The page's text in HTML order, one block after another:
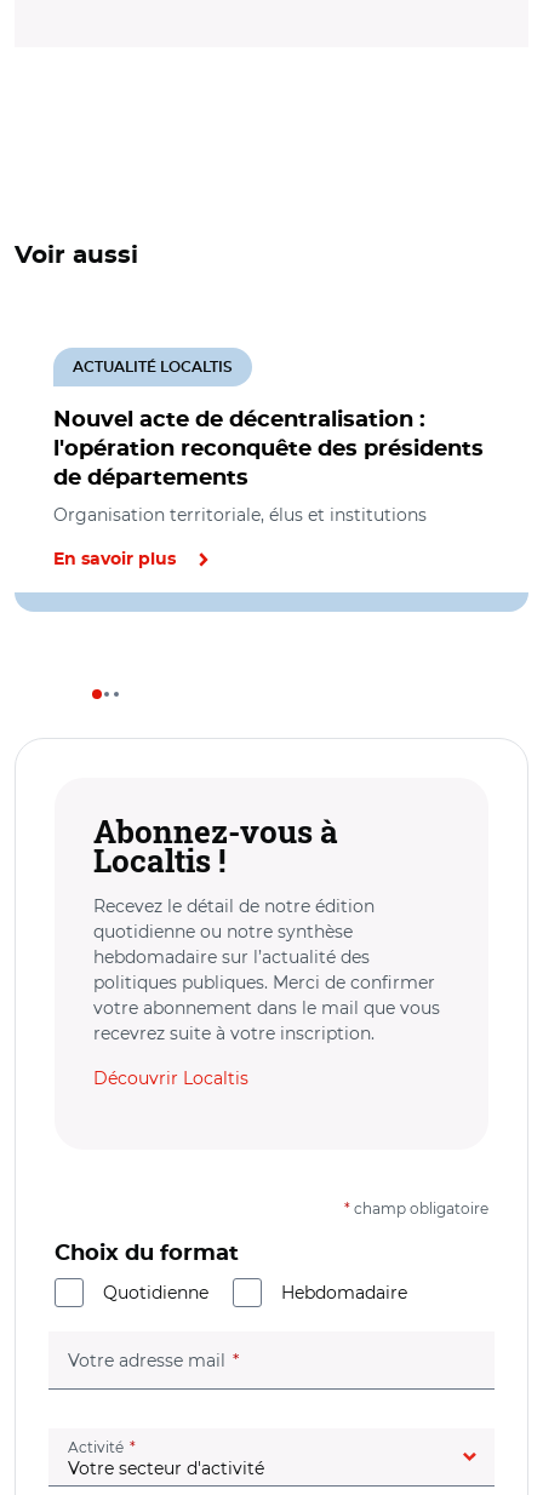
Voir aussi
Nouvel acte de décentralisation :
l'opération reconquête des présidents
de départements
ACTUALITÉ LOCALTIS
Organisation territoriale, élus et institutions
En savoir plus
Abonnez-vous à
Localtis !
Recevez le détail de notre édition
quotidienne ou notre synthèse
hebdomadaire sur l’actualité des
politiques publiques. Merci de confirmer
votre abonnement dans le mail que vous
recevrez suite à votre inscription.
Découvrir Localtis
* champ obligatoire
Choix du format
Quotidienne
Hebdomadaire
Votre adresse mail (champ obligatoire)
Activité (champ obligatoire)